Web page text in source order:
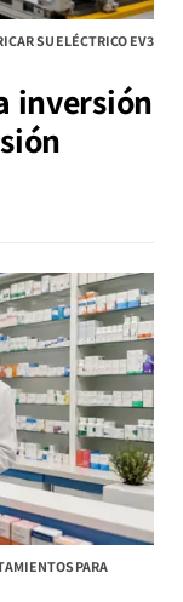
SU ELÉCTRICO EV3
inversión
PARA